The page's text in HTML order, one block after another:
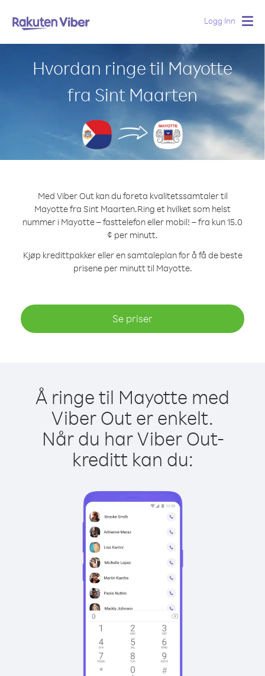
Logg Inn
Hvordan ringe til Mayotte
fra Sint Maarten
Med Viber Out kan du foreta kvalitetssamtaler til
Mayotte fra Sint Maarten.Ring et hvilket som helst
nummer i Mayotte – fasttelefon eller mobil! – fra kun 15.0
¢ per minutt.
Kjøp kredittpakker eller en samtaleplan for å få de beste
prisene per minutt til Mayotte.
Se priser
Å ringe til Mayotte med
Viber Out er enkelt.
Når du har Viber Out-
kreditt kan du: